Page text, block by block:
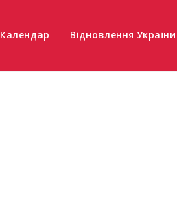
Календар Відновлення України